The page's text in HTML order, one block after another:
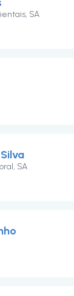
SA
SA